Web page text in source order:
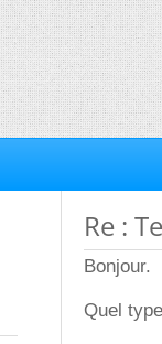
Re :
Bonjour.
Quel